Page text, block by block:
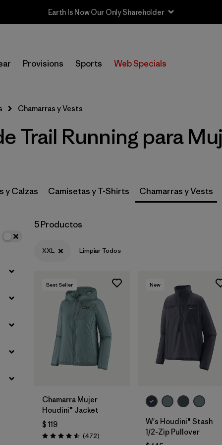
Earth Is Now Our Only Shareholder
Provisions Sports Web Specials
Selecciona una tienda
Filtrar por
Price
Filtrar por
Size
Filtrar por
Features & Processes
Chamarras y Vests
Trail Running para
y Calzas Camisetas y T-Shirts Chamarras y Vests
5 Productos
XXL Limpiar Todos
Best Seller
Chamarra Mujer
Houdini® Jacket
$ 119
Valoración: 4.5 / 5
(472Comentarios
)
New
W's Houdini® Stash
1/2-Zip Pullover